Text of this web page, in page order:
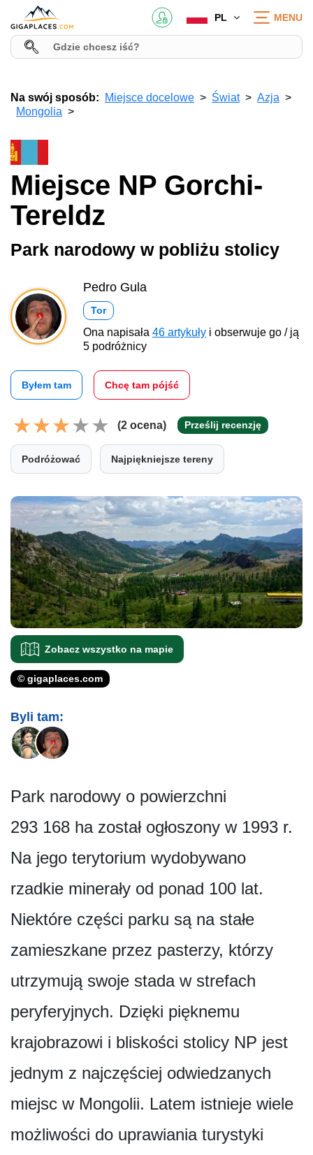
PL MENU
Na swój sposób: Miejsce docelowe Świat
Azja
Mongolia
Miejsce NP Gorchi-
Tereldz
Park narodowy w pobliżu stolicy
Pedro Gula
Tor
Ona napisała 46 artykuły i obserwuje go / ją
5 podróżnicy
Byłem tam Chcę tam pójść
(2 ocena) Prześlij recenzję
Podróżować Najpiękniejsze tereny
Zobacz wszystko na mapie
© gigaplaces.com
Byli tam:
Park narodowy o powierzchni
293 168 ha został ogłoszony w 1993 r.
Na jego terytorium wydobywano
rzadkie minerały od ponad 100 lat.
Niektóre części parku są na stałe
zamieszkane przez pasterzy, którzy
utrzymują swoje stada w strefach
peryferyjnych. Dzięki pięknemu
krajobrazowi i bliskości stolicy NP jest
jednym z najczęściej odwiedzanych
miejsc w Mongolii. Latem istnieje wiele
możliwości do uprawiania turystyki